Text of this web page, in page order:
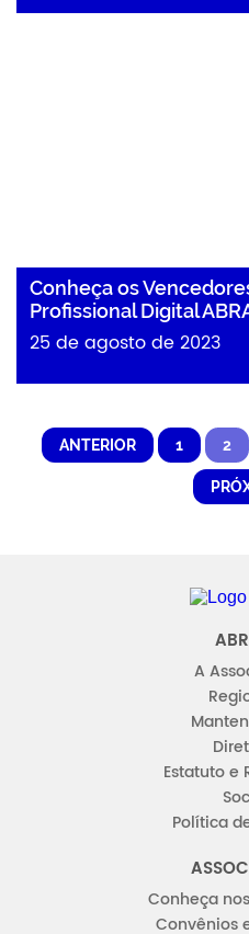
Conheça os
Profissional Digital
25 de agosto de 2023
ANTERIOR 1 2
Abradi
A
Estatuto e
Política
Conheça
Convênios